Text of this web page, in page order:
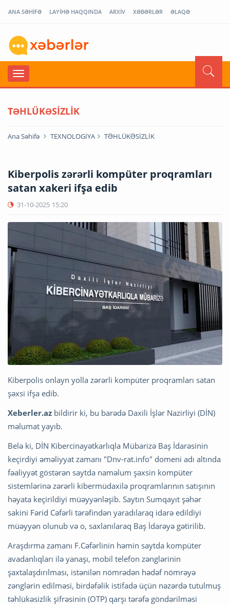
ANA SƏHİFƏ LAYİHƏ HAQQINDA ARXİV XƏBƏRLƏR ƏLAQƏ
TƏHLÜKƏSİZLİK
Ana Səhifə TEXNOLOGİYA TƏHLÜKƏSİZLİK
Kiberpolis zərərli kompüter proqramları
satan xakeri ifşa edib
31-10-2025 15:20
Kiberpolis onlayn yolla zərərli kompüter proqramları satan
şəxsi ifşa edib.
Xeberler.az bildirir ki, bu barədə Daxili İşlər Nazirliyi (DİN)
məlumat yayıb.
Belə ki, DİN Kibercinayətkarlıqla Mübarizə Baş İdarəsinin
keçirdiyi əməliyyat zamanı "Dnv-rat.info" domeni adı altında
fəaliyyət göstərən saytda naməlum şəxsin kompüter
sistemlərinə zərərli kibermüdaxilə proqramlarının satışının
həyata keçirildiyi müəyyənləşib. Saytın Sumqayıt şəhər
sakini Fərid Cəfərli tərəfindən yaradılaraq idarə edildiyi
müəyyən olunub və o, saxlanılaraq Baş İdarəyə gətirilib.
Araşdırma zamanı F.Cəfərlinin həmin saytda kompüter
avadanlıqları ilə yanaşı, mobil telefon zənglərinin
şaxtalaşdırılması, istənilən nömrədən hədəf nömrəyə
zənglərin edilməsi, birdəfəlik istifadə üçün nəzərdə tutulmuş
təhlükəsizlik şifrəsinin (OTP) qarşı tərəfə göndərilməsi